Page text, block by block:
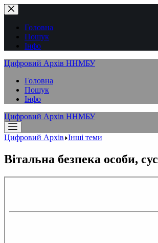
Перейти
до
вмістуГоловна
Пошук
Інфо
Цифровий Архів ННМБУ
Головна
Пошук
Інфо
Цифровий Архів ННМБУ
Цифровий Архів Інші теми
Вітальна безпека особи,